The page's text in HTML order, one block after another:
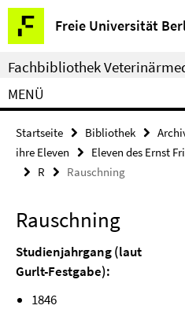
Springe
direkt
zu
Inhalt
Freie Universität
Service-
Navigation
Fachbibliothek
MENÜ
Startseite Bibliothek
ihre Eleven
Eleven des Ernst
R
Rauschning
Rauschning
Studienjahrgang (laut
Gurlt-Festgabe):
1846